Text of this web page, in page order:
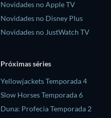
Novidades no Apple TV
Novidades no Disney Plus
Novidades no JustWatch TV
Próximas séries
Yellowjackets Temporada 4
Slow Horses Temporada 6
Duna: Profecia Temporada 2